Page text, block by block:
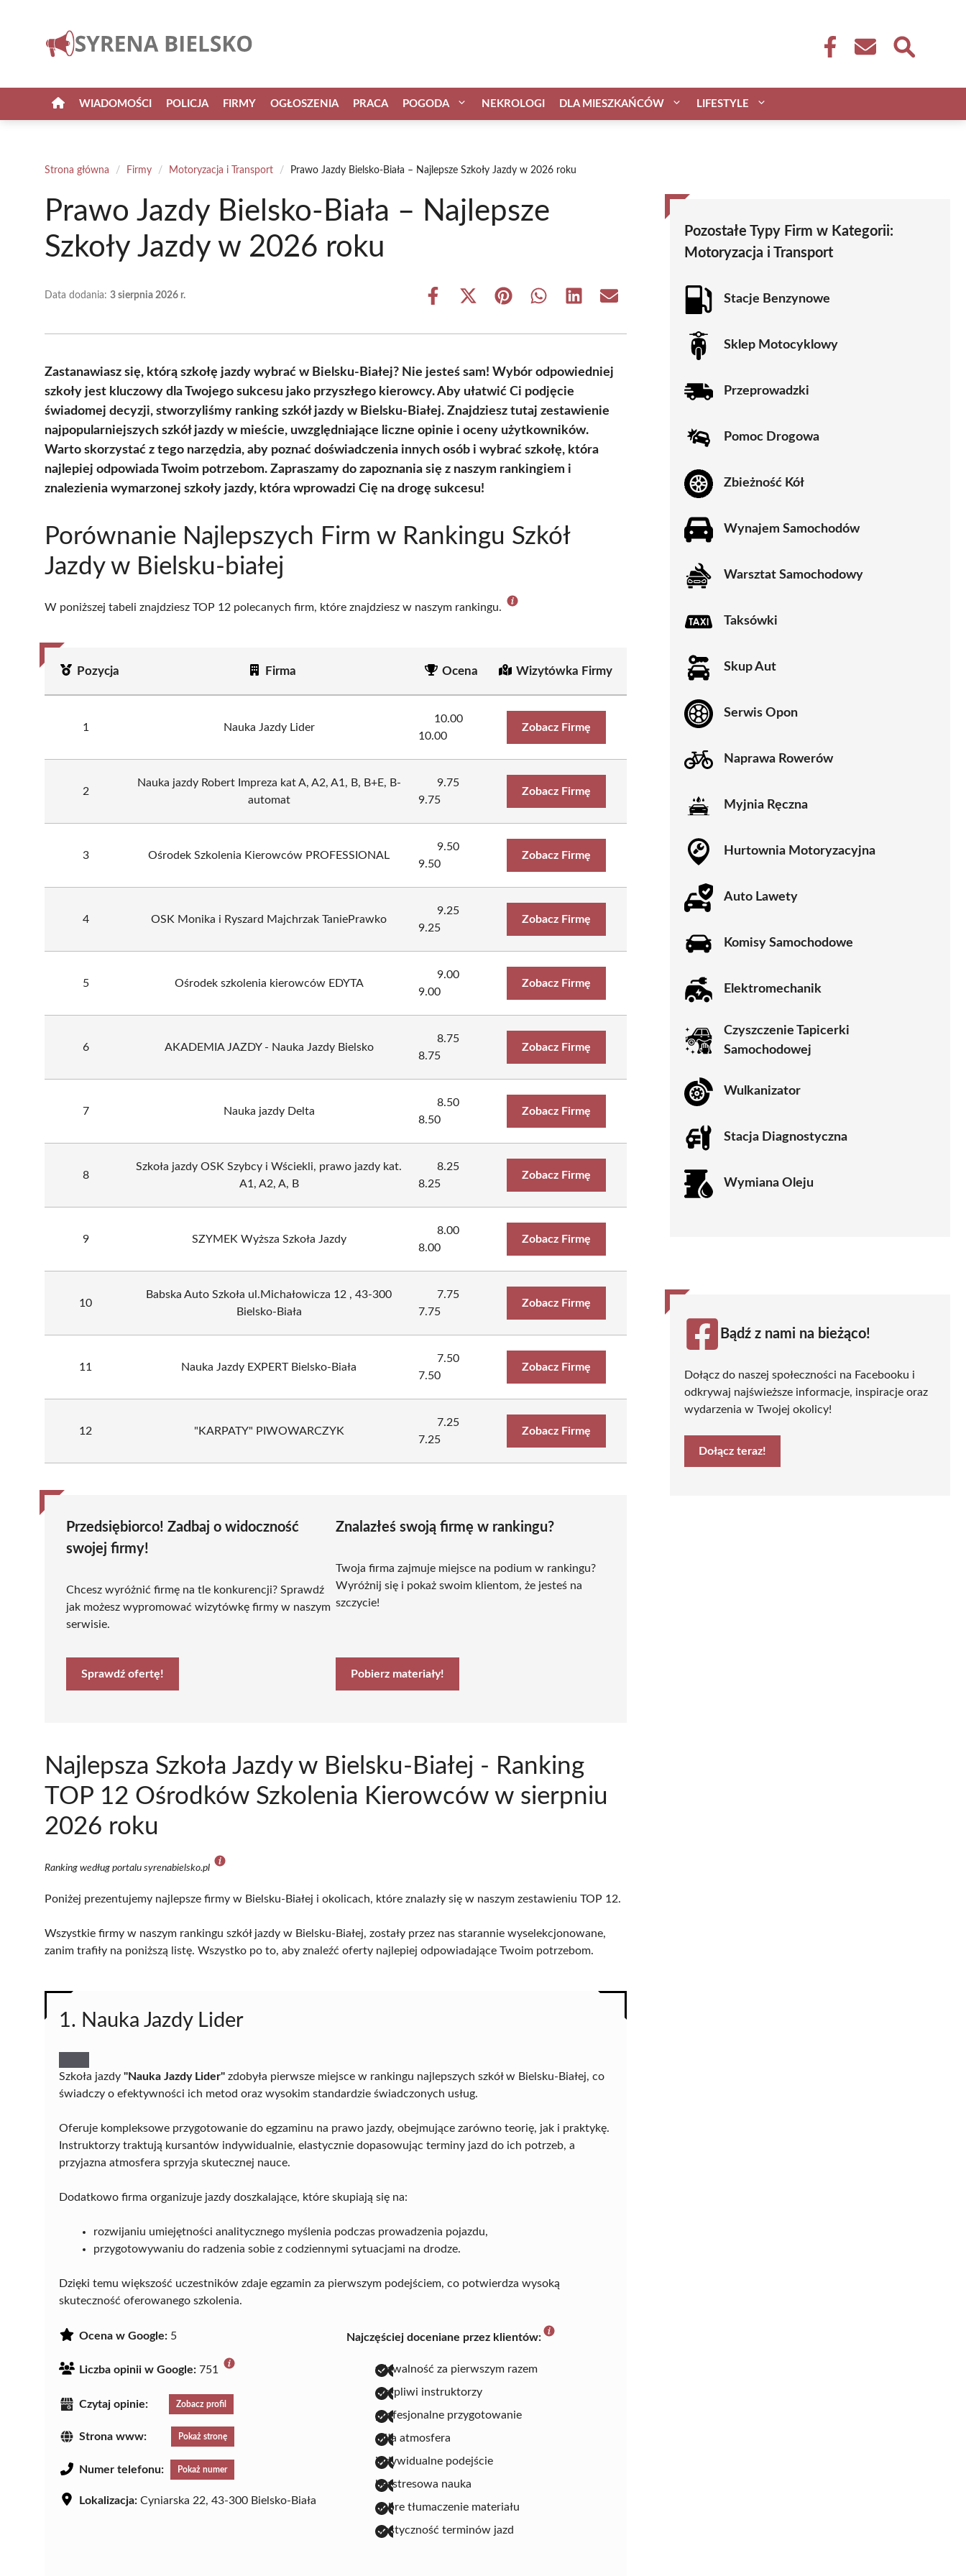
WIADOMOŚCI POLICJA FIRMY OGŁOSZENIA PRACA POGODA NEKROLOGI DLA MIESZKAŃCÓW LIFESTYLE
Strona główna / Firmy / Motoryzacja i Transport / Prawo Jazdy Bielsko-Biała – Najlepsze Szkoły Jazdy w 2026 roku
Prawo Jazdy Bielsko-Biała – Najlepsze
Szkoły Jazdy w 2026 roku
Data dodania: 3 sierpnia 2026 r.
Share
Share
(Twitter)
Share Share Share Share
Zastanawiasz się, którą szkołę jazdy wybrać w Bielsku-Białej? Nie jesteś sam! Wybór odpowiedniej
szkoły jest kluczowy dla Twojego sukcesu jako przyszłego kierowcy. Aby ułatwić Ci podjęcie
świadomej decyzji, stworzyliśmy ranking szkół jazdy w Bielsku-Białej. Znajdziesz tutaj zestawienie
najpopularniejszych szkół jazdy w mieście, uwzględniające liczne opinie i oceny użytkowników.
Warto skorzystać z tego narzędzia, aby poznać doświadczenia innych osób i wybrać szkołę, która
najlepiej odpowiada Twoim potrzebom. Zapraszamy do zapoznania się z naszym rankingiem i
znalezienia wymarzonej szkoły jazdy, która wprowadzi Cię na drogę sukcesu!
Porównanie Najlepszych Firm w Rankingu Szkół
Jazdy w Bielsku-białej
W poniższej tabeli znajdziesz TOP 12 polecanych firm, które znajdziesz w naszym rankingu.
Pozycja Firma Ocena Wizytówka Firmy
1 Nauka Jazdy Lider
10.00
10.00
Zobacz Firmę
2
Nauka jazdy Robert Impreza kat A, A2, A1, B, B+E, B-
automat
9.75
9.75
Zobacz Firmę
3 Ośrodek Szkolenia Kierowców PROFESSIONAL
9.50
9.50
Zobacz Firmę
4 OSK Monika i Ryszard Majchrzak TaniePrawko
9.25
9.25
Zobacz Firmę
5 Ośrodek szkolenia kierowców EDYTA
9.00
9.00
Zobacz Firmę
6 AKADEMIA JAZDY - Nauka Jazdy Bielsko
8.75
8.75
Zobacz Firmę
7 Nauka jazdy Delta
8.50
8.50
Zobacz Firmę
8
Szkoła jazdy OSK Szybcy i Wściekli, prawo jazdy kat.
A1, A2, A, B
8.25
8.25
Zobacz Firmę
9 SZYMEK Wyższa Szkoła Jazdy
8.00
8.00
Zobacz Firmę
10
Babska Auto Szkoła ul.Michałowicza 12 , 43-300
Bielsko-Biała
7.75
7.75
Zobacz Firmę
11 Nauka Jazdy EXPERT Bielsko-Biała
7.50
7.50
Zobacz Firmę
12 "KARPATY" PIWOWARCZYK
7.25
7.25
Zobacz Firmę
Przedsiębiorco! Zadbaj o widoczność
swojej firmy!
Chcesz wyróżnić firmę na tle konkurencji? Sprawdź
jak możesz wypromować wizytówkę firmy w naszym
serwisie.
Sprawdź ofertę!
Znalazłeś swoją firmę w rankingu?
Twoja firma zajmuje miejsce na podium w rankingu?
Wyróżnij się i pokaż swoim klientom, że jesteś na
szczycie!
Pobierz materiały!
Najlepsza Szkoła Jazdy w Bielsku-Białej - Ranking
TOP 12 Ośrodków Szkolenia Kierowców w sierpniu
2026 roku
Ranking według portalu syrenabielsko.pl
Poniżej prezentujemy najlepsze firmy w Bielsku-Białej i okolicach, które znalazły się w naszym zestawieniu TOP 12.
Wszystkie firmy w naszym rankingu szkół jazdy w Bielsku-Białej, zostały przez nas starannie wyselekcjonowane,
zanim trafiły na poniższą listę. Wszystko po to, aby znaleźć oferty najlepiej odpowiadające Twoim potrzebom.
1. Nauka Jazdy Lider
Szkoła jazdy "Nauka Jazdy Lider" zdobyła pierwsze miejsce w rankingu najlepszych szkół w Bielsku-Białej, co
świadczy o efektywności ich metod oraz wysokim standardzie świadczonych usług.
Oferuje kompleksowe przygotowanie do egzaminu na prawo jazdy, obejmujące zarówno teorię, jak i praktykę.
Instruktorzy traktują kursantów indywidualnie, elastycznie dopasowując terminy jazd do ich potrzeb, a
przyjazna atmosfera sprzyja skutecznej nauce.
Dodatkowo firma organizuje jazdy doszkalające, które skupiają się na:
rozwijaniu umiejętności analitycznego myślenia podczas prowadzenia pojazdu,
przygotowywaniu do radzenia sobie z codziennymi sytuacjami na drodze.
Dzięki temu większość uczestników zdaje egzamin za pierwszym podejściem, co potwierdza wysoką
skuteczność oferowanego szkolenia.
Ocena w Google: 5
Liczba opinii w Google: 751
Czytaj opinie: Zobacz profil
Strona www: Pokaż stronę
Numer telefonu: Pokaż numer
Lokalizacja: Cyniarska 22, 43-300 Bielsko-Biała
Najczęściej doceniane przez klientów:
zdawalność za pierwszym razem
cierpliwi instruktorzy
profesjonalne przygotowanie
miła atmosfera
indywidualne podejście
bezstresowa nauka
dobre tłumaczenie materiału
elastyczność terminów jazd
Pozostałe Typy Firm w Kategorii:
Motoryzacja i Transport
Stacje Benzynowe
Sklep Motocyklowy
Przeprowadzki
Pomoc Drogowa
Zbieżność Kół
Wynajem Samochodów
Warsztat Samochodowy
Taksówki
Skup Aut
Serwis Opon
Naprawa Rowerów
Myjnia Ręczna
Hurtownia Motoryzacyjna
Auto Lawety
Komisy Samochodowe
Elektromechanik
Czyszczenie Tapicerki
Samochodowej
Wulkanizator
Stacja Diagnostyczna
Wymiana Oleju
Bądź z nami na bieżąco!
Dołącz do naszej społeczności na Facebooku i
odkrywaj najświeższe informacje, inspiracje oraz
wydarzenia w Twojej okolicy!
Dołącz teraz!